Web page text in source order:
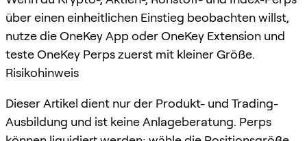
über einen einheitlichen Einstieg beobachten willst,
nutze die OneKey App oder OneKey Extension und
teste OneKey Perps zuerst mit kleiner Größe.
Risikohinweis
Dieser Artikel dient nur der Produkt- und Trading-
Ausbildung und ist keine Anlageberatung. Perps